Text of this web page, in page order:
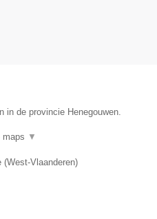
in de provincie Henegouwen.
maps ▼
(West-Vlaanderen)